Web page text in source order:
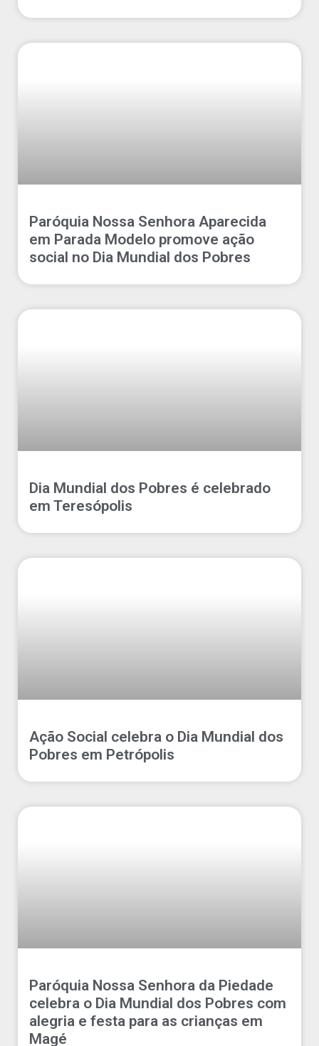
Paróquia Nossa Senhora Aparecida
em Parada Modelo promove ação
social no Dia Mundial dos Pobres
Dia Mundial dos Pobres é celebrado
em Teresópolis
Ação Social celebra o Dia Mundial dos
Pobres em Petrópolis
Paróquia Nossa Senhora da Piedade
celebra o Dia Mundial dos Pobres com
alegria e festa para as crianças em
Magé